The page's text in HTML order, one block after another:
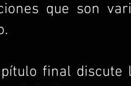
que son
final discute